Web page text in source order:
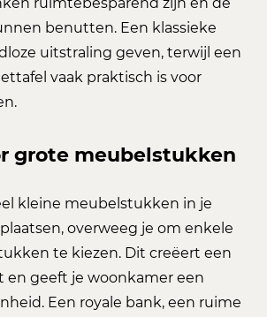
benutten. Een klassieke
uitstraling geven, terwijl een
vaak praktisch is voor
grote meubelstukken
kleine meubelstukken in je
overweeg je om enkele
te kiezen. Dit creëert een
en geeft je woonkamer een
Een royale bank, een ruime